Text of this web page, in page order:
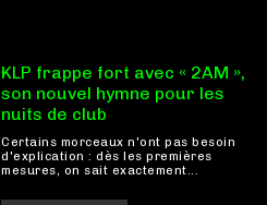
KLP frappe fort avec « 2AM »,
son nouvel hymne pour les
nuits de club
Certains morceaux n'ont pas besoin
d'explication : dès les premières
mesures, on sait exactement...